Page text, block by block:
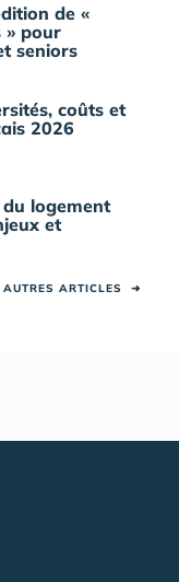
de «
» pour
seniors
coûts et
2026
logement
et
ARTICLES ➜